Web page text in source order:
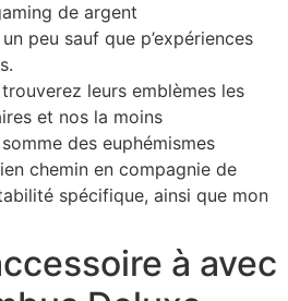
de argent
peu sauf que p’expériences
leurs emblèmes les
et nos la moins
des euphémismes
chemin en compagnie de
spécifique, ainsi que mon
à avec